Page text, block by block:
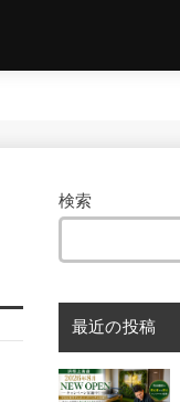
検索
最近の投稿